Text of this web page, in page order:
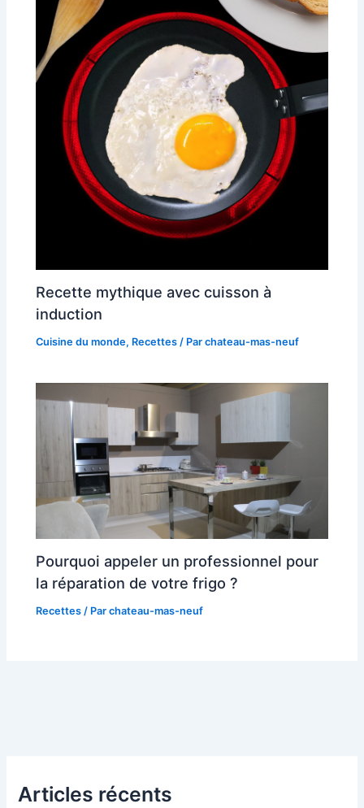
Recette mythique avec cuisson à
induction
Cuisine du monde, Recettes / Parchateau-mas-neuf
Pourquoi appeler un professionnel pour
la réparation de votre frigo ?
Recettes / Parchateau-mas-neuf
Articles récents